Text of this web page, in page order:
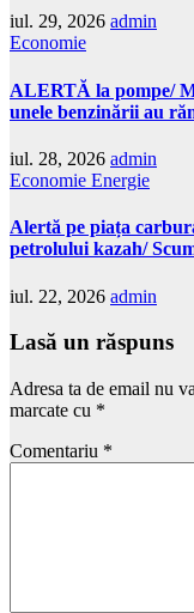
iul. 29, 2026 admin
Economie
ALERTĂ la pompe/
unele benzinării au
iul. 28, 2026 admin
Economie Energie
Alertă pe piața
petrolului kazah/
iul. 22, 2026 admin
Lasă un răspuns
Adresa ta de email nu
marcate cu *
Comentariu *